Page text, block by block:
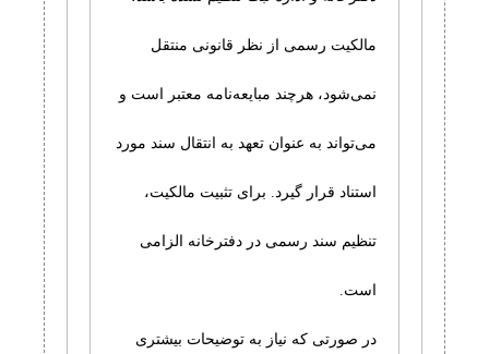
مالکیت رسمی از نظر قانونی منتقل
نمی‌شود، هرچند مبایعه‌نامه معتبر است و
می‌تواند به عنوان تعهد به انتقال سند مورد
استناد قرار گیرد. برای تثبیت مالکیت،
تنظیم سند رسمی در دفترخانه الزامی
است.
در صورتی که نیاز به توضیحات بیشتری